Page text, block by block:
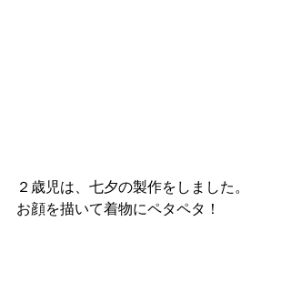
２歳児は、七夕の製作をしました。
お顔を描いて着物にペタペタ！